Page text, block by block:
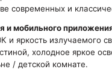
современных и
и мобильного
и яркость излучаемого
холодное яркое
/ детской комнате.